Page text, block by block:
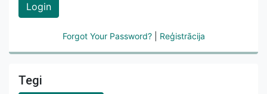
Login
Forgot Your Password? Reģistrācija
Tegi